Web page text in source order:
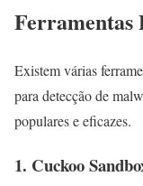
Ferramentas
Existem várias
para detecção de
populares e eficazes.
1. Cuckoo